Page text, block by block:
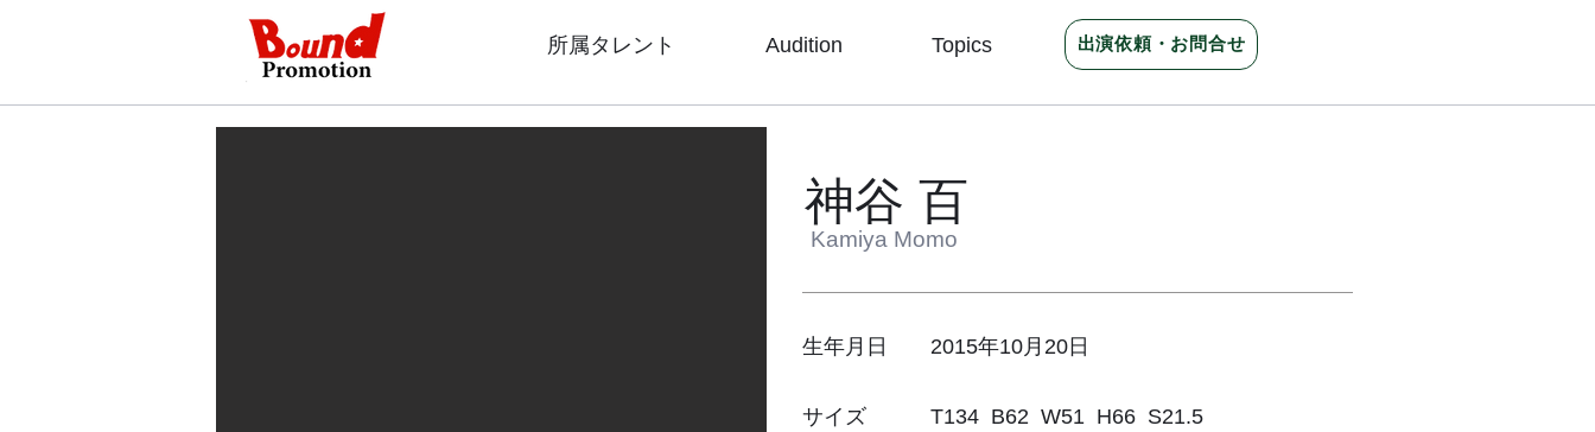
所属タレント Audition Topics 出演依頼・お問合せ
神谷 百
Kamiya Momo
生年月日 2015年10月20日
サイズ T134 B62 W51 H66 S21.5